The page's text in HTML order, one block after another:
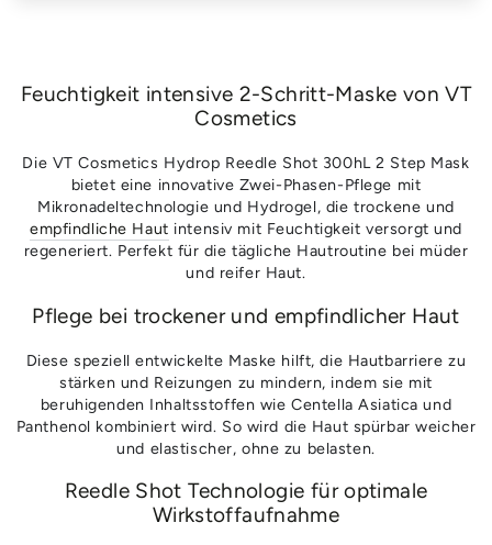
Feuchtigkeit intensive 2-Schritt-Maske von VT
Cosmetics
Die VT Cosmetics Hydrop Reedle Shot 300hL 2 Step Mask
bietet eine innovative Zwei-Phasen-Pflege mit
Mikronadeltechnologie und Hydrogel, die trockene und
empfindliche Haut intensiv mit Feuchtigkeit versorgt und
regeneriert. Perfekt für die tägliche Hautroutine bei müder
und reifer Haut.
Pflege bei trockener und empfindlicher Haut
Diese speziell entwickelte Maske hilft, die Hautbarriere zu
stärken und Reizungen zu mindern, indem sie mit
beruhigenden Inhaltsstoffen wie Centella Asiatica und
Panthenol kombiniert wird. So wird die Haut spürbar weicher
und elastischer, ohne zu belasten.
Reedle Shot Technologie für optimale
Wirkstoffaufnahme